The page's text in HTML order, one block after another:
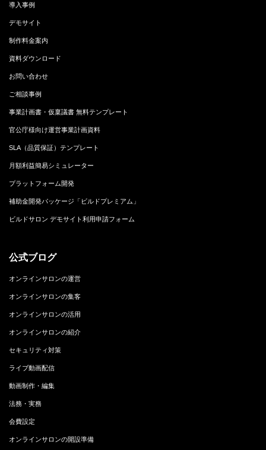
導入事例
デモサイト
制作料金案内
資料ダウンロード
お問い合わせ
ご相談事例
事業計画書・仮稟議書 無料テンプレート
官公庁様向け運営事業計画資料
SLA（品質保証）テンプレート
月額利益簡易シミュレーター
プラットフォーム開発
補助金開発パッケージ「ビルドプレミアム」
ビルドサロン デモサイト利用申請フォーム
公式ブログ
オンラインサロンの運営
オンラインサロンの集客
オンラインサロンの活用
オンラインサロンの紹介
セキュリティ対策
ライブ動画配信
動画制作・編集
法務・実務
会費設定
オンラインサロンの開設準備